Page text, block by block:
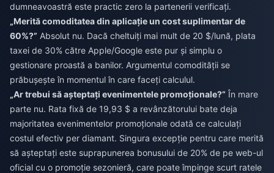
dumneavoastră este practic zero la partenerii verificați.
„Merită comoditatea din aplicație un cost suplimentar de
60%?” Absolut nu. Dacă cheltuiți mai mult de 20 $/lună, plata
taxei de 30% către Apple/Google este pur și simplu o
gestionare proastă a banilor. Argumentul comodității se
prăbușește în momentul în care faceți calculul.
„Ar trebui să așteptați evenimentele promoționale?” În mare
parte nu. Rata fixă de 19,93 $ a revânzătorului bate deja
majoritatea evenimentelor promoționale odată ce calculați
costul efectiv per diamant. Singura excepție pentru care merită
să așteptați este suprapunerea bonusului de 20% de pe web-ul
oficial cu o promoție sezonieră, care poate împinge scurt ratele